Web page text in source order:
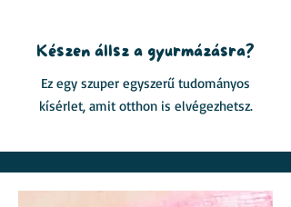
Készen állsz a gyurmázásra?
Ez egy szuper egyszerű tudományos
kísérlet, amit otthon is elvégezhetsz.